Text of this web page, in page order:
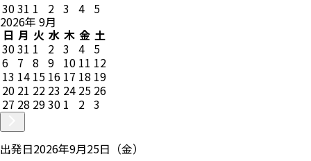
3031 1 2 3 4 5
2026年 9月
日 月 火 水 木 金 土
3031 1 2 3 4 5
6 7 8 9 10 11 12
13 14 15 16 17 18 19
20 21 22 23 24 25 26
27 28 2930 1 2 3
出発日2026年9月25日（金）